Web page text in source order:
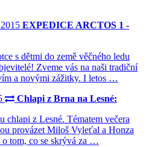
EXPEDICE ARCTOS 1 -
s dětmi do země věčného ledu
Zveme vás na naši tradiční
a novými zážitky. I letos …
Chlapi z Brna na Lesné:
chlapi z Lesné. Tématem večera
provázet Miloš Vyleťal a Honza
o tom, co se skrývá za …